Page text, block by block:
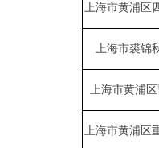
上海市黄浦区
上海市裘锦
上海市黄浦
上海市黄浦区